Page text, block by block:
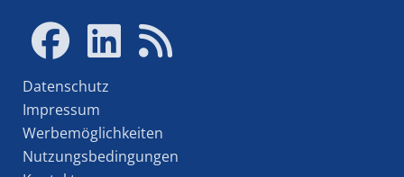
Datenschutz
Impressum
Werbemöglichkeiten
Nutzungsbedingungen